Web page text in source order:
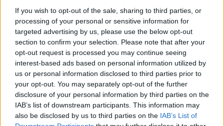
If you wish to opt-out of the sale, sharing to third parties, or
processing of your personal or sensitive information for
targeted advertising by us, please use the below opt-out
section to confirm your selection. Please note that after your
opt-out request is processed you may continue seeing
interest-based ads based on personal information utilized by
us or personal information disclosed to third parties prior to
your opt-out. You may separately opt-out of the further
disclosure of your personal information by third parties on the
IAB’s list of downstream participants. This information may
also be disclosed by us to third parties on the IAB’s List of
Gellérfi Gergő
5 napja